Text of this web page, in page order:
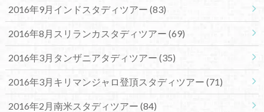
2016年9月インドスタディツアー (83)
2016年8月スリランカスタディツアー (69)
2016年3月タンザニアタディツアー (35)
2016年3月キリマンジャロ登頂スタディツアー (71)
2016年2月南米スタディツアー (84)